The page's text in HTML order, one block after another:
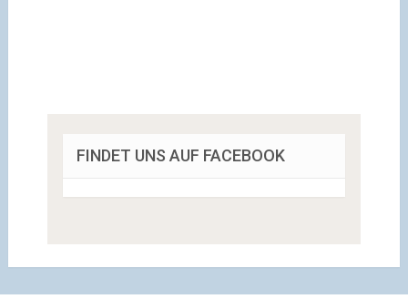
FINDET UNS AUF FACEBOOK